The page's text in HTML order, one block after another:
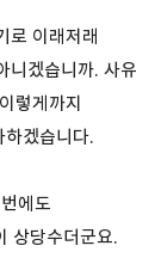
로 이래저래
니겠습니까. 사유
렇게까지
겠습니다.
에도
상당수더군요.